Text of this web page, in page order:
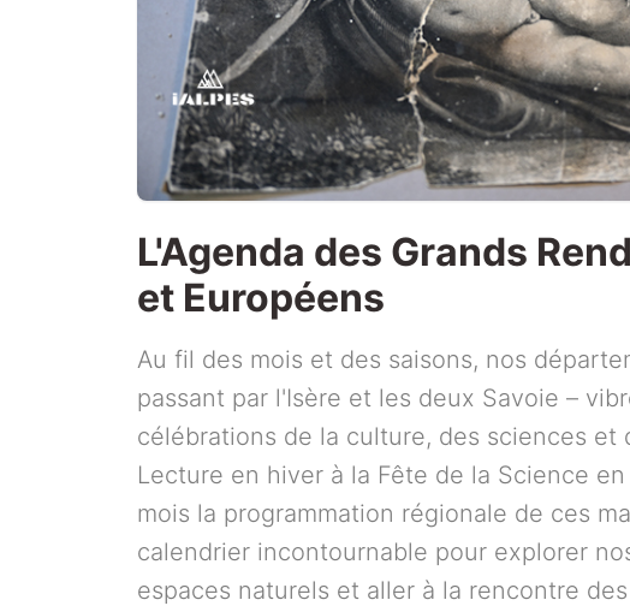
L'Agenda des Grands
et Européens
Au fil des mois et des saisons, nos
passant par l'Isère et les deux Savoie –
célébrations de la culture, des sciences et
Lecture en hiver à la Fête de la Science
mois la programmation régionale de ces
calendrier incontournable pour explorer
espaces naturels et aller à la rencontre